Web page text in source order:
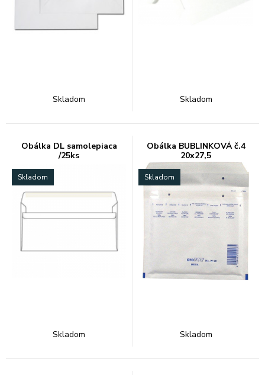
Skladom Skladom
Obálka DL samolepiaca
/25ks
Skladom
Skladom
Obálka BUBLINKOVÁ č.4
20x27,5
Skladom
Skladom